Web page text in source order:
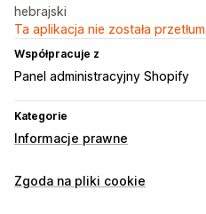
hebrajski
Ta aplikacja nie została
Współpracuje z
Panel administracyjny Shopify
Kategorie
Informacje prawne
Zgodność
Zgoda na pliki cookie